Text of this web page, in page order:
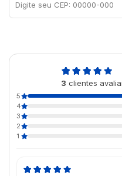
3 clientes
5
4
3
2
1